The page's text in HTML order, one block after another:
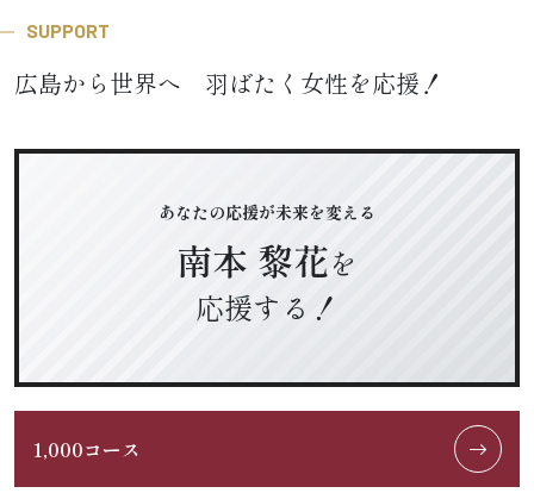
SUPPORT
広島から世界へ 羽ばたく女性を応援！
あなたの応援が未来を変える
南本 黎花を
応援する！
1,000コース